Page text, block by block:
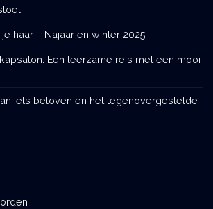
haar – Najaar en winter 2025
Een leerzame reis met een mooi
iets beloven en het tegenovergestelde